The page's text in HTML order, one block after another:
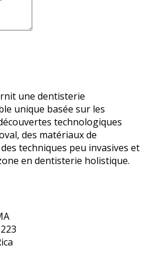
une dentisterie
unique basée sur les
technologiques
des matériaux de
techniques peu invasives et
en dentisterie holistique.